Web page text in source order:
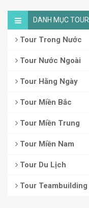
DANH MỤC TOUR
Tour Trong Nước
Tour Nước Ngoài
Tour Hằng Ngày
Tour Miền Bắc
Tour Miền Trung
Tour Miền Nam
Tour Du Lịch
Tour Teambuilding